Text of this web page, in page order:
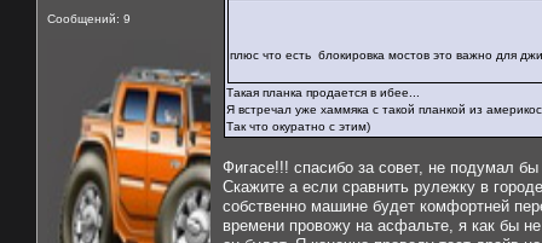
Сообщений: 9
плюс что есть блокировка мостов это важно для
Такая планка продается в ибее...
Я встречал уже хаммяка с такой планкой из
Так что окуратно с этим)
Фигасе!!! спасибо за совет, не подумал
Скажите а если сравнить рулежку в
собственно машине будет комфортней
времени провожу на асфальте, я как бы